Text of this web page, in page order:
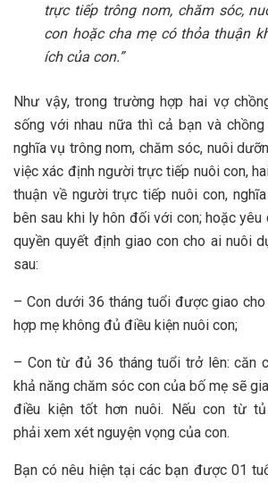
trực tiếp trông nom, chăm sóc,
con hoặc cha mẹ có thỏa thuận
ích của con.”
Như vậy, trong trường hợp hai vợ
sống với nhau nữa thì cả bạn và
nghĩa vụ trông nom, chăm sóc, nuôi
việc xác định người trực tiếp nuôi con,
thuận về người trực tiếp nuôi con,
bên sau khi ly hôn đối với con; hoặc yêu
quyền quyết định giao con cho ai nuôi
sau:
– Con dưới 36 tháng tuổi được giao
hợp mẹ không đủ điều kiện nuôi con;
– Con từ đủ 36 tháng tuổi trở lên: căn
khả năng chăm sóc con của bố mẹ sẽ
điều kiện tốt hơn nuôi. Nếu con từ
phải xem xét nguyện vọng của con.
Bạn có nêu hiện tại các bạn được 01